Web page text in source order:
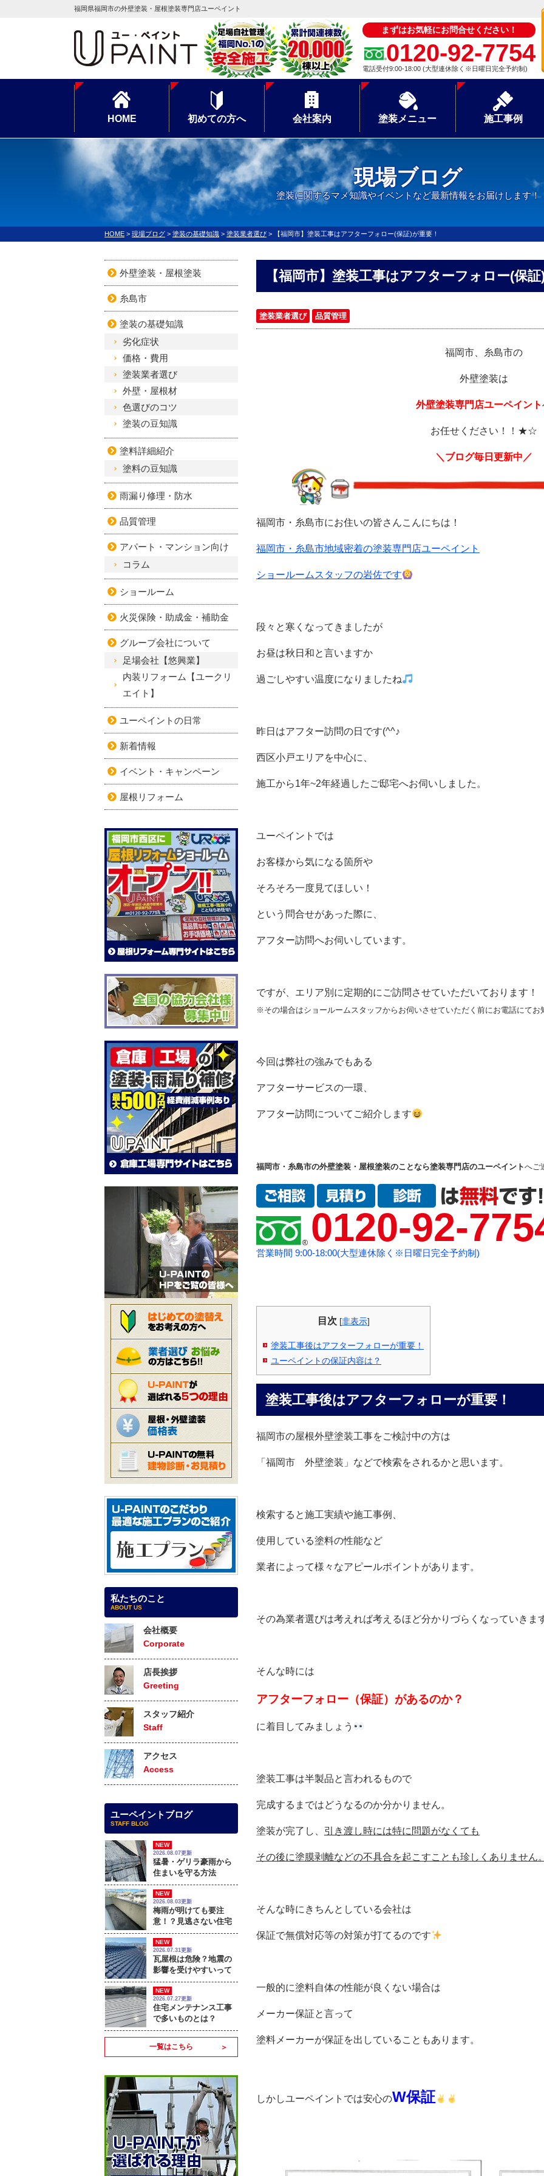
福岡県福岡市の外壁塗装・屋根塗装専門店ユーペイント
まずはお気軽にお問合せください！
0120-92-7754
電話受付9:00-18:00 (大型連休除く※日曜日完全予約制)
HOME 初めての方へ 会社案内 塗装メニュー 施工事例
現場ブログ
塗装に関するマメ知識やイベントなど最新情報をお届けします！
HOME > 現場ブログ > 塗装の基礎知識 > 塗装業者選び > 【福岡市】塗装工事はアフターフォロー(保証)が重要！
【福岡市】塗装工事はアフターフォロー(保
塗装業者選び 品質管理
福岡市、糸島市の
外壁塗装は
外壁塗装専門店ユーペイント
お任せください！！★☆
＼ブログ毎日更新中／
福岡市・糸島市にお住いの皆さんこんにちは！
福岡市・糸島市地域密着の塗装専門店ユーペイント
ショールームスタッフの岩佐です
段々と寒くなってきましたが
お昼は秋日和と言いますか
過ごしやすい温度になりましたね
昨日はアフター訪問の日です(^^♪
西区小戸エリアを中心に、
施工から1年~2年経過したご邸宅へお伺いしました。
ユーペイントでは
お客様から気になる箇所や
そろそろ一度見てほしい！
という問合せがあった際に、
アフター訪問へお伺いしています。
ですが、エリア別に定期的にご訪問させていただいております！
※その場合はショールームスタッフからお伺いさせていただく前にお電話にてお
今回は弊社の強みでもある
アフターサービスの一環、
アフター訪問についてご紹介します
福岡市・糸島市の外壁塗装・屋根塗装のことなら塗装専門店のユーペイントへご
0120-92-
営業時間 9:00-18:00(大型連休除く※日曜日完全予約制)
目次 [非表示]
塗装工事後はアフターフォローが重要！
ユーペイントの保証内容は？
塗装工事後はアフターフォローが重要！
福岡市の屋根外壁塗装工事をご検討中の方は
「福岡市 外壁塗装」などで検索をされるかと思います。
検索すると施工実績や施工事例、
使用している塗料の性能など
業者によって様々なアピールポイントがあります。
その為業者選びは考えれば考えるほど分かりづらくなっていき
そんな時には
アフターフォロー（保証）があるのか？
に着目してみましょう
塗装工事は半製品と言われるもので
完成するまではどうなるのか分かりません。
塗装が完了し、 引き渡し時には特に問題がなくても
その後に塗膜剥離などの不具合を起こすことも珍しくありません
そんな時にきちんとしている会社は
保証で無償対応等の対策が打てるのです
一般的に塗料自体の性能が良くない場合は
メーカー保証と言って
塗料メーカーが保証を出していることもあります。
しかしユーペイントでは安心のW保証
外壁塗装・屋根塗装
糸島市
塗装の基礎知識
劣化症状
価格・費用
塗装業者選び
外壁・屋根材
色選びのコツ
塗装の豆知識
塗料詳細紹介
塗料の豆知識
雨漏り修理・防水
品質管理
アパート・マンション向け
コラム
ショールーム
火災保険・助成金・補助金
グループ会社について
足場会社【悠興業】
内装リフォーム【ユークリ
エイト】
ユーペイントの日常
新着情報
イベント・キャンペーン
屋根リフォーム
私たちのこと
ABOUT US
会社概要
Corporate
店長挨拶
Greeting
スタッフ紹介
Staff
アクセス
Access
ユーペイントブログ
STAFF BLOG
NEW
2026.08.07更新
猛暑・ゲリラ豪雨から
住まいを守る方法
NEW
2026.08.03更新
梅雨が明けても要注
意！？見逃さない住宅
のサイン
NEW
2026.07.31更新
瓦屋根は危険？地震の
影響を受けやすいって
本当？
NEW
2026.07.27更新
住宅メンテナンス工事
で多いものとは？
一覧はこちら